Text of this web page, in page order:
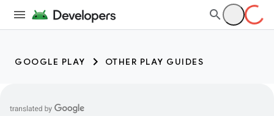
GOOGLE PLAY OTHER PLAY GUIDES